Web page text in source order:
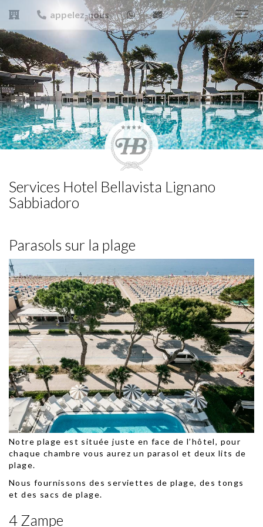
appelez-nous
Services Hotel Bellavista Lignano
Sabbiadoro
Parasols sur la plage
Notre plage est située juste en face de l’hôtel, pour
chaque chambre vous aurez un parasol et deux lits de
plage.
Nous fournissons des serviettes de plage, des tongs
et des sacs de plage.
4 Zampe